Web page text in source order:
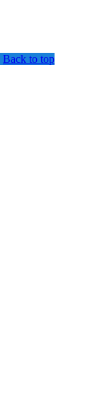
Back to top